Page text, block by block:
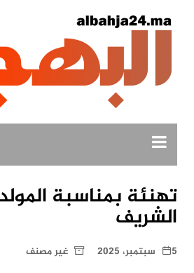
تهنئة بمناسبة
الشريف
5 سبتمبر، 2025 غير مصنف